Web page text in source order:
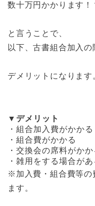
数十万円かかります！
と言うことで、
以下、古書組合加入の
デメリットになります
▼デメリット
・組合加入費がかかる
・組合費がかかる
・交換会の席料がかか
・雑用をする場合があ
※加入費・組合費等の
ます。